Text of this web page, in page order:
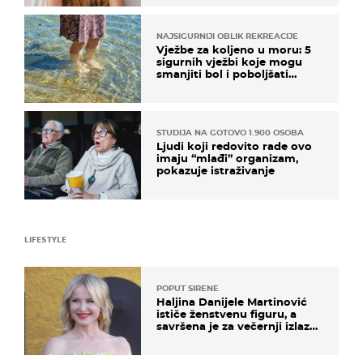
NAJSIGURNIJI OBLIK REKREACIJE
Vježbe za koljeno u moru: 5
sigurnih vježbi koje mogu
smanjiti bol i poboljšati
STUDIJA NA GOTOVO 1.900 OSOBA
Ljudi koji redovito rade ovo
imaju “mlađi” organizam,
pokazuje istraživanje
LIFESTYLE
POPUT SIRENE
Haljina Danijele Martinović
ističe ženstvenu figuru, a
savršena je za večernji izlazak